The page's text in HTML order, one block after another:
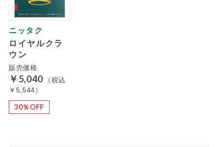
ニッタク
ロイヤルクラ
ウン
販売価格
￥5,040
（税込
￥5,544）
30％OFF